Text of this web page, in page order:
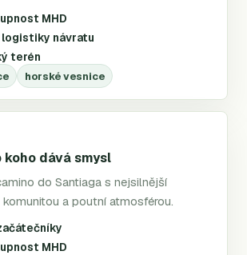
MHD
návratu
terén
horské vesnice
koho dává smysl
do Santiaga s nejsilnější
a poutní atmosférou.
MHD